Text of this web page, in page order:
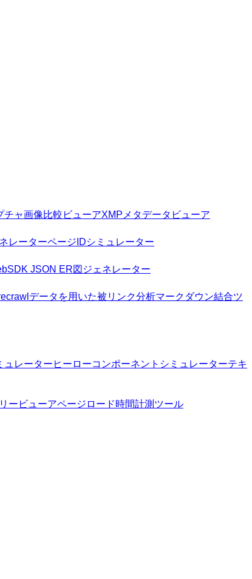
チャ画像比較ビューアXMPメタデータビューア
レーターページIDシミュレーター
JSON ER図ジェネレーター
データを用いた被リンク分析マークダウン結合ツ
ュレーター ヒーローコンポーネントシミュレーターテキ
ービューアページロード時間計測ツール